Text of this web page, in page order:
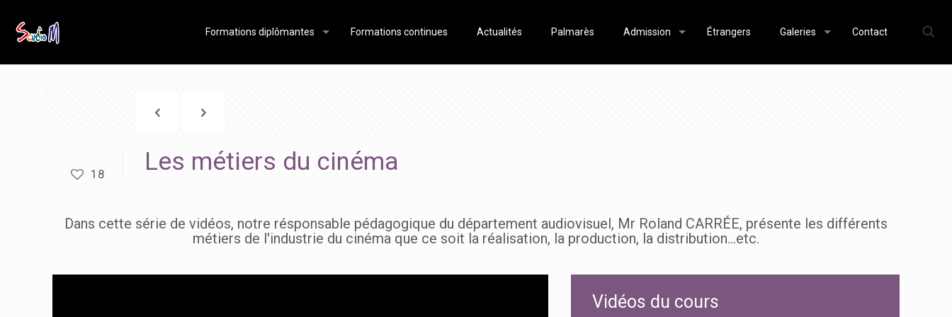
Formations diplômantes Formations continues Actualités Palmarès Admission Étrangers Galeries Contact
18 Les métiers du cinéma
Dans cette série de vidéos, notre résponsable pédagogique du département audiovisuel, Mr Roland CARRÉE, présente les différents
métiers de l'industrie du cinéma que ce soit la réalisation, la production, la distribution...etc.
Vidéos du cours